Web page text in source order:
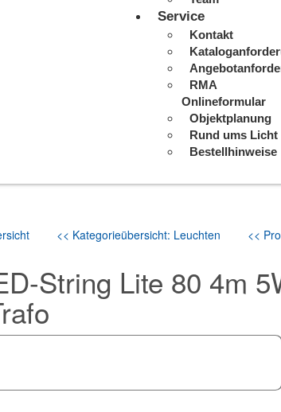
Service
Kontakt
RMA
Onlineformular
Objektplanung
Rund ums Licht
Bestellhinweise
<< Kategorieübersicht: Leuchten <<
String Lite 80 4m